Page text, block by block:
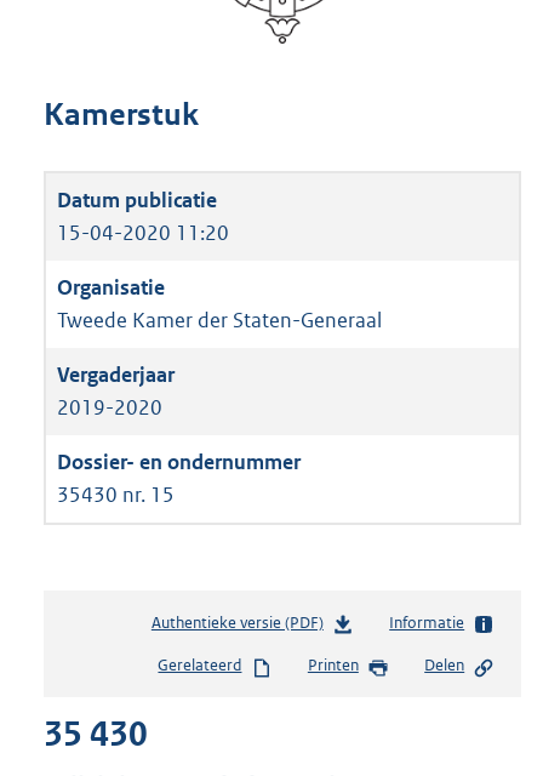
Kamerstuk
15-04-2020 11:20
Tweede Kamer der Staten-Generaal
2019-2020
35430 nr. 15
Authentieke versie (PDF)b
s
Informatie
Gerelateerd Printen Delen
35 430